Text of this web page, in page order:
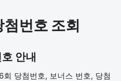
번호 조회
안내
당첨번호, 보너스 번호, 당첨